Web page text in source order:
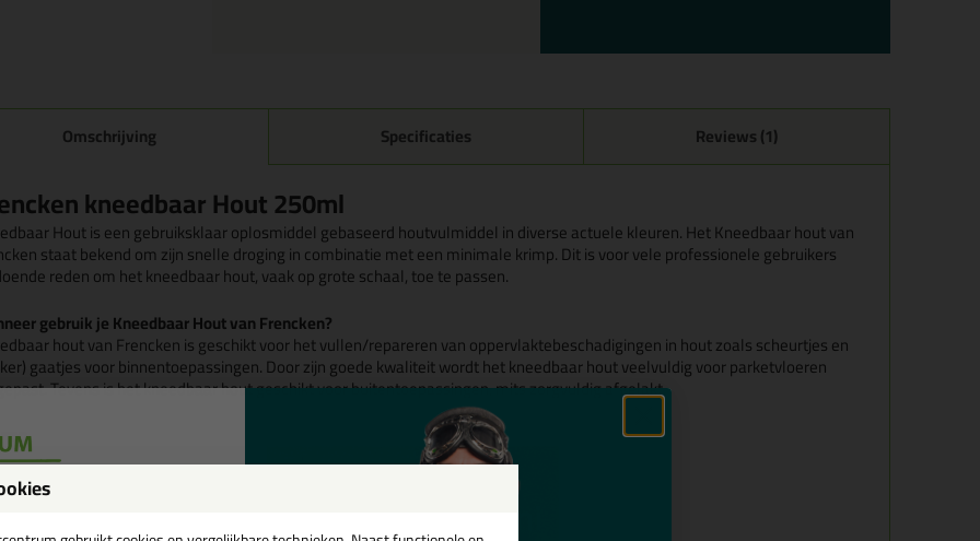
Omschrijving Specificaties Reviews (1)
kneedbaar Hout 250ml
Hout is een gebruiksklaar oplosmiddel gebaseerd houtvulmiddel in diverse actuele kleuren. Het Kneedbaar hout van
staat bekend om zijn snelle droging in combinatie met een minimale krimp. Dit is voor vele professionele gebruikers
reden om het kneedbaar hout, vaak op grote schaal, toe te passen.
gebruik je Kneedbaar Hout van Frencken?
hout van Frencken is geschikt voor het vullen/repareren van oppervlaktebeschadigingen in hout zoals scheurtjes en
gaatjes voor binnentoepassingen. Door zijn goede kwaliteit wordt het kneedbaar hout veelvuldig voor parketvloeren
Tevens is het kneedbaar hout geschikt voor buitentoepassingen, mits zorgvuldig afgelakt.